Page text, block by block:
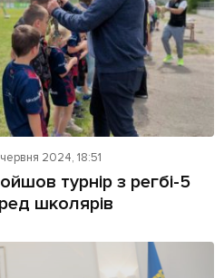
2024, 18:51
турнір з регбі-5
школярів